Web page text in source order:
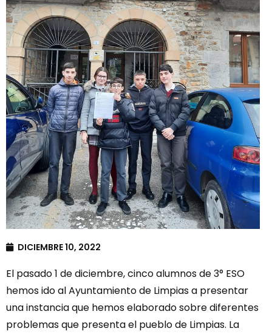
DICIEMBRE 10, 2022
El pasado 1 de diciembre, cinco alumnos de 3° ESO
hemos ido al Ayuntamiento de Limpias a presentar
una instancia que hemos elaborado sobre diferentes
problemas que presenta el pueblo de Limpias. La